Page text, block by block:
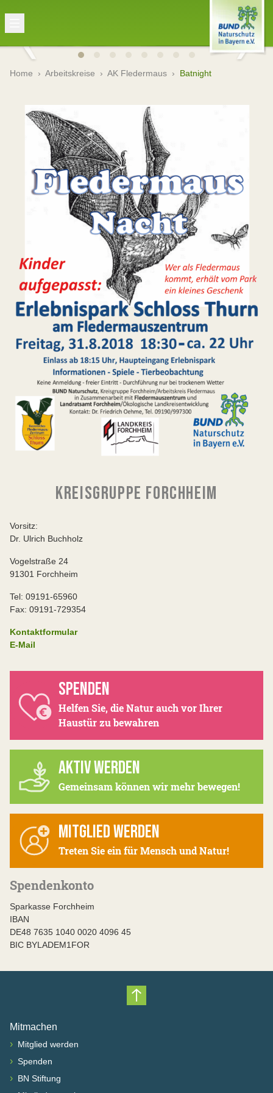
Home › Arbeitskreise › AK Fledermaus › Batnight
KREISGRUPPE FORCHHEIM
Vorsitz:
Dr. Ulrich Buchholz
Vogelstraße 24
91301 Forchheim
Tel: 09191-65960
Fax: 09191-729354
Kontaktformular
E-Mail
SPENDEN
Helfen Sie, die Natur auch vor Ihrer
Haustür zu bewahren
AKTIV WERDEN
Gemeinsam können wir mehr bewegen!
MITGLIED WERDEN
Treten Sie ein für Mensch und Natur!
Spendenkonto
Sparkasse Forchheim
IBAN
DE48 7635 1040 0020 4096 45
BIC BYLADEM1FOR
Nach oben scrollen
Mitmachen
› Mitglied werden
› Spenden
› BN Stiftung